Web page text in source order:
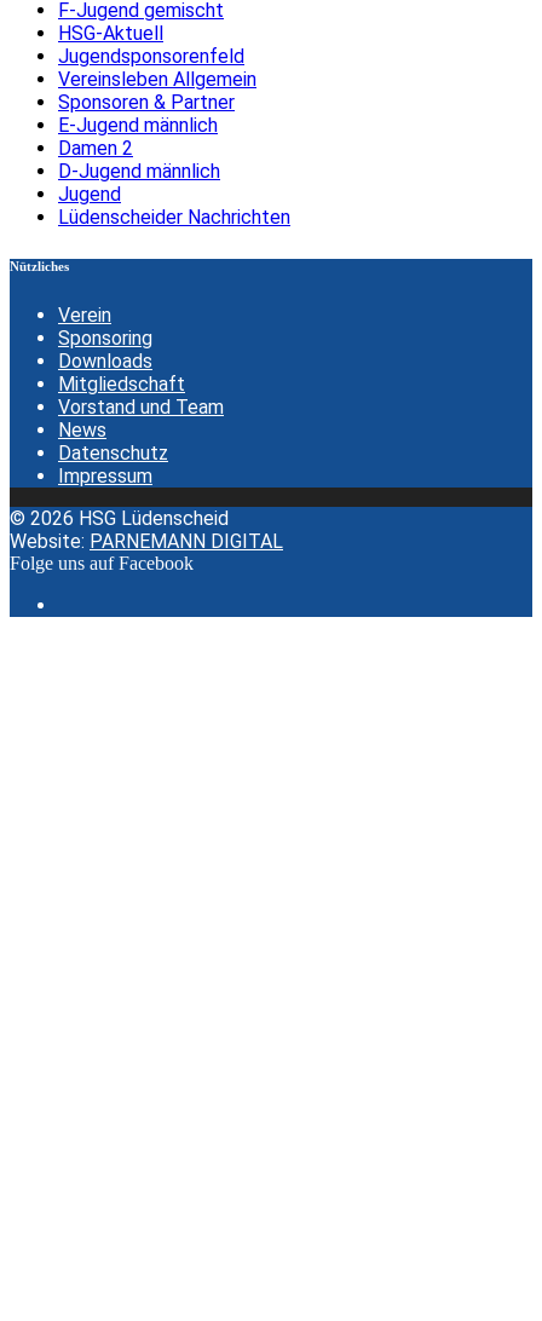
F-Jugend gemischt
HSG-Aktuell
Jugendsponsorenfeld
Vereinsleben Allgemein
Sponsoren & Partner
E-Jugend männlich
Damen 2
D-Jugend männlich
Jugend
Lüdenscheider Nachrichten
Nützliches
Verein
Sponsoring
Downloads
Mitgliedschaft
Vorstand und Team
News
Datenschutz
Impressum
© 2026 HSG Lüdenscheid
Website: PARNEMANN DIGITAL
Folge uns auf Facebook